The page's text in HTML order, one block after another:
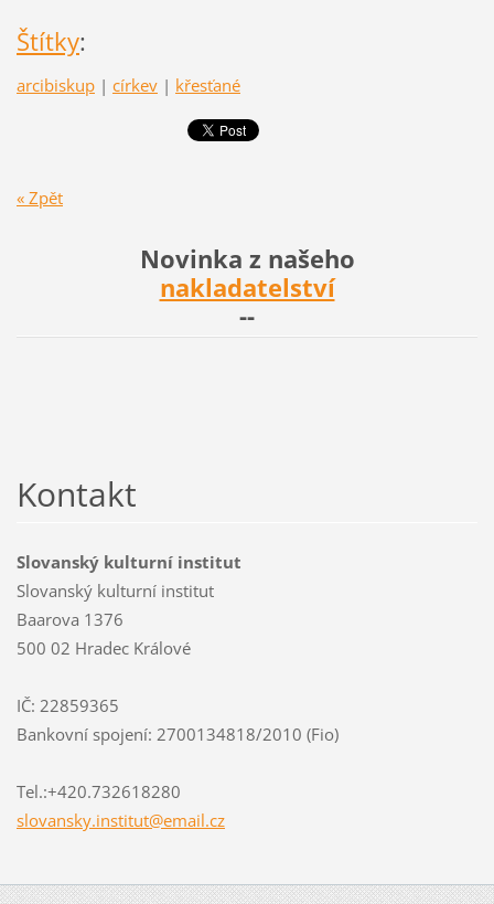
Štítky:
arcibiskup | církev | křesťané
« Zpět
Novinka z našeho
nakladatelství
--
Kontakt
Slovanský kulturní institut
Slovanský kulturní institut
Baarova 1376
500 02 Hradec Králové
IČ: 22859365
Bankovní spojení: 2700134818/2010 (Fio)
Tel.:+420.732618280
slovansky.institut@email.cz